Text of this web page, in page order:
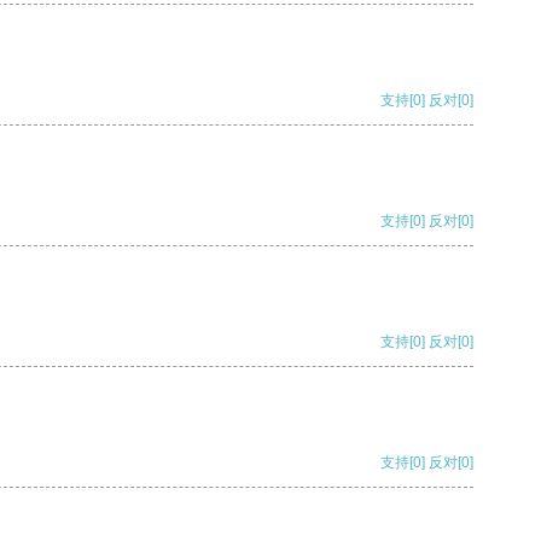
支持[0] 反对[0]
支持[0] 反对[0]
支持[0] 反对[0]
支持[0] 反对[0]